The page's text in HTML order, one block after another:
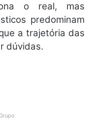
o real, mas
predominam
a trajetória das
dúvidas.